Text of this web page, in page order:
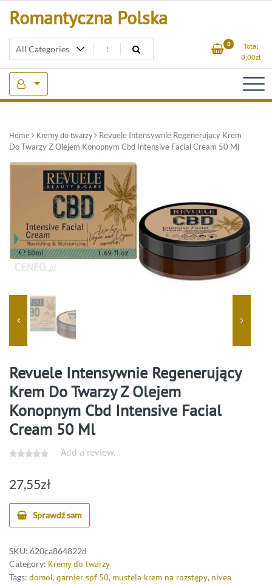
Romantyczna Polska
0
Total
0,00zł
Home Kremy do twarzy
Revuele Intensywnie Regenerujący Krem
Do Twarzy Z Olejem Konopnym Cbd Intensive Facial Cream 50 Ml
Revuele Intensywnie Regenerujący
Krem Do Twarzy Z Olejem
Konopnym Cbd Intensive Facial
Cream 50 Ml
Add a review.
27,55zł
Sprawdź sam
SKU: 620ca864822d
Category: Kremy do twarzy
Tags: domol, garnier spf 50, mustela krem na rozstępy, nivea